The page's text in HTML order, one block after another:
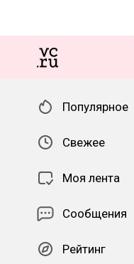
Популярное
Свежее
Моя лента
Сообщения
Рейтинг